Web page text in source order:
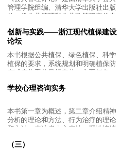
管理学院组编、清华大学出版社出版
的一份公共管理和公共政策研究的专
创新与实践——浙江现代植保建设
论坛
本书根据公共植保、绿色植保、科学
植保的要求，系统规划和明确植保防
灾减灾体系的目标定位、主要任务、
变防控方式，创新防控技术，在统防
系、技术集成、装备提升、农药减量
和信息化建设上重点突破。
学校心理咨询实务
本书第一章为概述，第二章介绍精神
分析的理论和方法、行为治疗的理论
和方法、来访者中心疗法、理性情绪
事心理治疗、箱庭心理治疗和家庭心
（三）